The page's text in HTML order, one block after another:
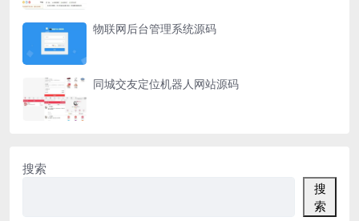
物联网后台管理系统源码
同城交友定位机器人网站源码
搜索
搜
索